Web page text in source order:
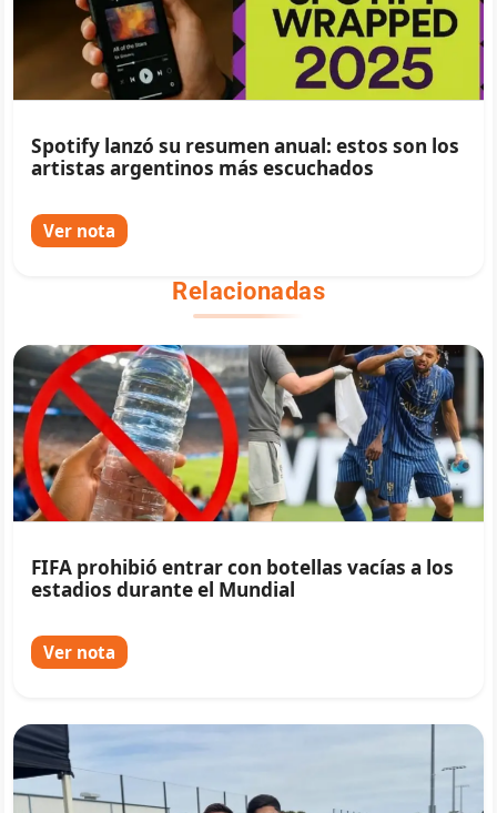
Spotify lanzó su resumen anual: estos son los
artistas argentinos más escuchados
Ver nota
Relacionadas
FIFA prohibió entrar con botellas vacías a los
estadios durante el Mundial
Ver nota